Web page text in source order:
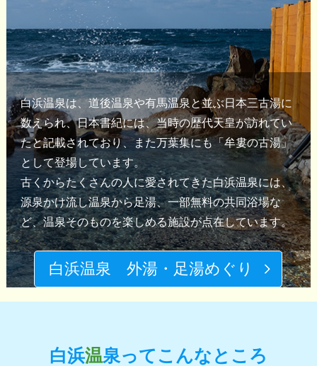
白浜温泉は、道後温泉や有馬温泉と並ぶ日本三古湯に
数えられ、日本書紀には、当時の歴代天皇が訪れてい
たと記載されており、また万葉集にも「牟婁の古湯」
として登場しています。
古くからたくさんの人に愛されてきた白浜温泉には、
源泉かけ流し温泉から足湯、一部無料の共同浴場な
ど、温泉そのものを楽しめる施設が点在しています。
白浜温泉 外湯・足湯めぐり
白浜温泉ってこんなところ